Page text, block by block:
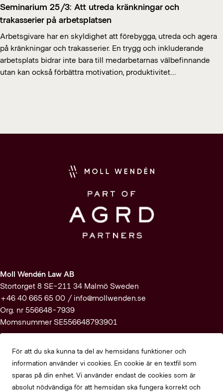
Seminarium 25/3: Att utreda kränkningar och
trakasserier på arbetsplatsen
Arbetsgivare har en skyldighet att förebygga, utreda och agera
på kränkningar och trakasserier. En trygg och inkluderande
arbetsplats bidrar inte bara till medarbetarnas välbefinnande
utan kan också förbättra motivation, produktivitet…
För att du ska kunna ta del av hemsidans funktioner och
information använder vi cookies. En cookie är en textfil som
sparas på din enhet. Vi använder endast de cookies som är
absolut nödvändiga för att hemsidan ska fungera korrekt och
Moll Wendén Law AB
Stortorget 8 SE-211 34 Malmö Sweden
+46 40 665 65 00 / info@mollwenden.se
Org. nr 556648-7939
Momsnummer SE556648793901
Registrera dig här